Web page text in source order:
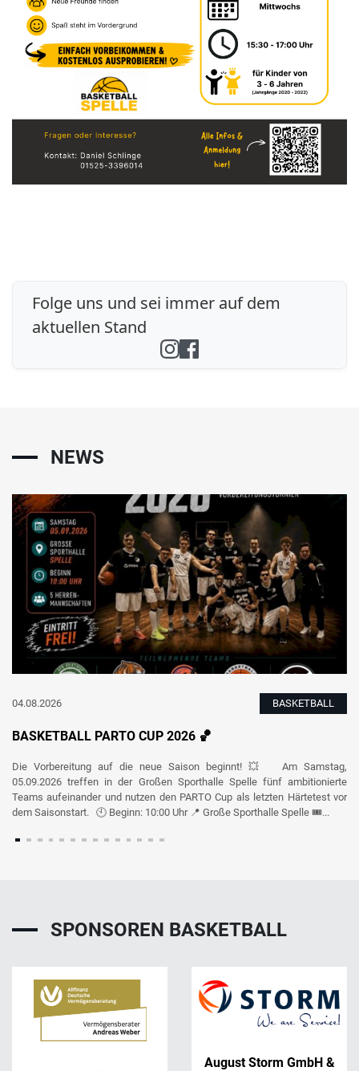
Folge uns und sei immer auf dem
aktuellen Stand
NEWS
04.08.2026 BASKETBALL
BASKETBALL PARTO CUP 2026 🏀
Die Vorbereitung auf die neue Saison beginnt! 💥 Am Samstag,
05.09.2026 treffen in der Großen Sporthalle Spelle fünf ambitionierte
Teams aufeinander und nutzen den PARTO Cup als letzten Härtetest vor
dem Saisonstart. 🕙 Beginn: 10:00 Uhr 📍 Große Sporthalle Spelle 🎟️...
SPONSOREN BASKETBALL
August Storm GmbH &